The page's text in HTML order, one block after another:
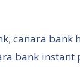
,canara bank
bank instant